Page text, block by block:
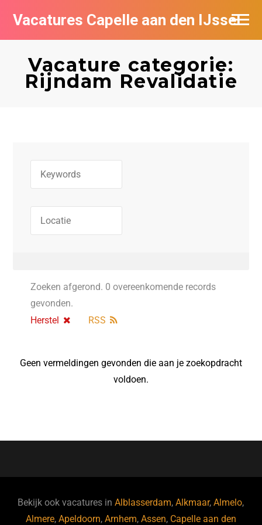
Vacatures Capelle aan den IJssel
Vacature categorie:
Rijndam Revalidatie
Zoeken afgerond. 0 overeenkomende records
gevonden.
Herstel
RSS
Geen vermeldingen gevonden die aan je zoekopdracht
voldoen.
Bekijk ook vacatures inAlblasserdam,Alkmaar,Almelo,
Almere, Apeldoorn, Arnhem, Assen, Capelle aan den